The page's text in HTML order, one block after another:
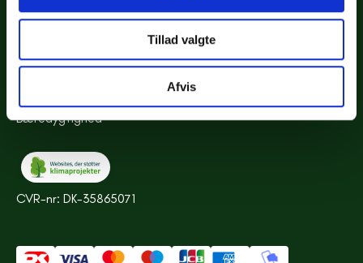
Tillad valgte
Afvis
Sitemap
Bæredygtighed
CVR-nr: DK-35865071